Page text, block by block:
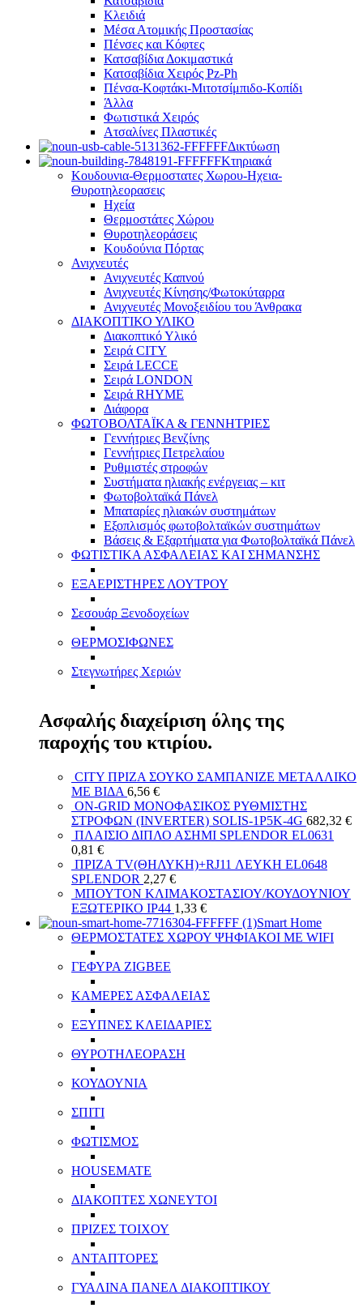
Κλειδιά
Μέσα Ατομικής Προστασίας
Πένσες και Κόφτες
Κατσαβίδια Δοκιμαστικά
Κατσαβίδια Χειρός Pz-Ph
Πένσα-Κοφτάκι-Μιτοτσίμπιδο-Κοπίδι
Άλλα
Φωτιστικά Χειρός
Ατσαλίνες Πλαστικές
Δικτύωση
Κτηριακά
Κουδουνια-Θερμοστατες Χωρου-Ηχεια-
Θυροτηλεορασεις
Ηχεία
Θερμοστάτες Χώρου
Θυροτηλεοράσεις
Κουδούνια Πόρτας
Ανιχνευτές
Ανιχνευτές Καπνού
Ανιχνευτές Κίνησης/Φωτοκύταρρα
Ανιχνευτές Μονοξειδίου του Άνθρακα
ΔΙΑΚΟΠΤΙΚΟ ΥΛΙΚΟ
Διακοπτικό Υλικό
Σειρά CITY
Σειρά LECCE
Σειρά LONDON
Σειρά RHYME
Διάφορα
ΦΩΤΟΒΟΛΤΑΪΚΑ & ΓΕΝΝΗΤΡΙΕΣ
Γεννήτριες Βενζίνης
Γεννήτριες Πετρελαίου
Ρυθμιστές στροφών
Συστήματα ηλιακής ενέργειας – κιτ
Φωτοβολταϊκά Πάνελ
Μπαταρίες ηλιακών συστημάτων
Εξοπλισμός φωτοβολταϊκών συστημάτων
Βάσεις & Εξαρτήματα για Φωτοβολταϊκά Πάνελ
ΦΩΤΙΣΤΙΚΑ ΑΣΦΑΛΕΙΑΣ ΚΑΙ ΣΗΜΑΝΣΗΣ
ΕΞΑΕΡΙΣΤΗΡΕΣ ΛΟΥΤΡΟΥ
Σεσουάρ Ξενοδοχείων
ΘΕΡΜΟΣΙΦΩΝΕΣ
Στεγνωτήρες Χεριών
Ασφαλής διαχείριση όλης της
παροχής του κτιρίου.
CITY ΠΡΙΖΑ ΣΟΥΚΟ ΣΑΜΠΑΝΙΖΕ ΜΕΤΑΛΛΙΚΟ
ΜΕ ΒΙΔΑ 6,56 €
ON-GRID ΜΟΝΟΦΑΣΙΚΟΣ ΡΥΘΜΙΣΤΗΣ
ΣΤΡΟΦΩΝ (INVERTER) SOLIS-1P5K-4G 682,32 €
ΠΛΑΙΣΙΟ ΔΙΠΛΟ ΑΣΗΜΙ SPLENDOR EL0631
0,81 €
ΠΡΙΖΑ TV(ΘΗΛΥΚΗ)+RJ11 ΛΕΥΚΗ EL0648
SPLENDOR 2,27 €
ΜΠΟΥΤΟΝ ΚΛΙΜΑΚΟΣΤΑΣΙΟΥ/ΚΟΥΔΟΥΝΙΟΥ
ΕΞΩΤΕΡΙΚΟ IP44 1,33 €
Smart Home
ΘΕΡΜΟΣΤΑΤΕΣ ΧΩΡΟΥ ΨΗΦΙΑΚΟΙ ΜΕ WIFI
ΓΕΦΥΡΑ ZIGBEE
ΚΑΜΕΡΕΣ ΑΣΦΑΛΕΙΑΣ
ΕΞΥΠΝΕΣ ΚΛΕΙΔΑΡΙΕΣ
ΘΥΡΟΤΗΛΕΟΡΑΣΗ
ΚΟΥΔΟΥΝΙΑ
ΣΠΙΤΙ
ΦΩΤΙΣΜΟΣ
HOUSEMATE
ΔΙΑΚΟΠΤΕΣ ΧΩΝΕΥΤΟΙ
ΠΡΙΖΕΣ ΤΟΙΧΟΥ
ΑΝΤΑΠΤΟΡΕΣ
ΓΥΑΛΙΝΑ ΠΑΝΕΛ ΔΙΑΚΟΠΤΙΚΟΥ